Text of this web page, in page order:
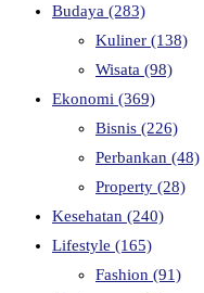
Budaya (283)
Kuliner (138)
Wisata (98)
Ekonomi (369)
Bisnis (226)
Perbankan (48)
Property (28)
Kesehatan (240)
Lifestyle (165)
Fashion (91)